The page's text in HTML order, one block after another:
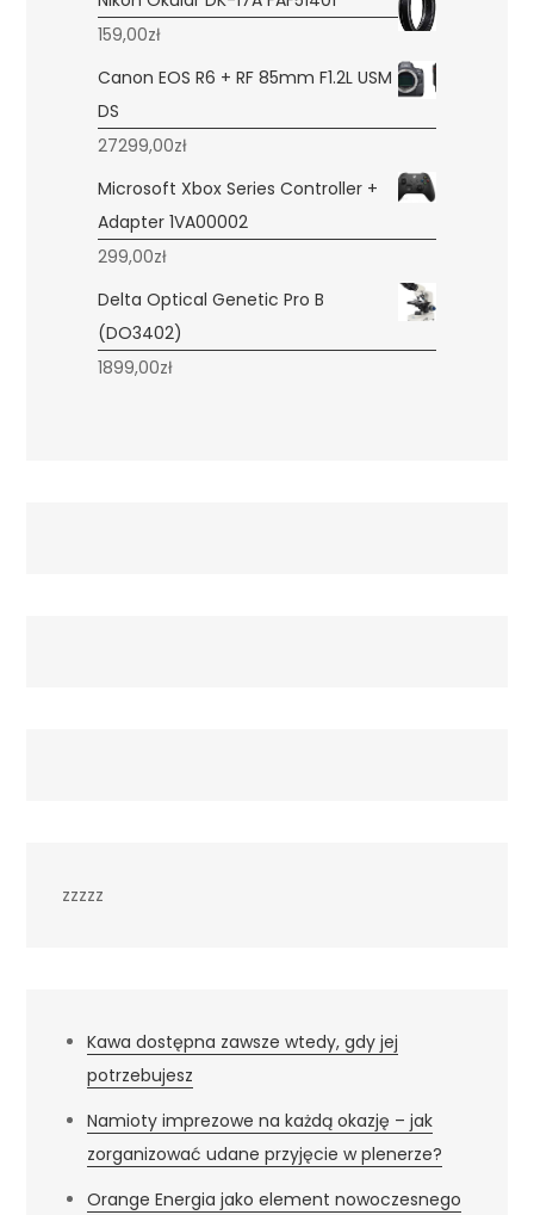
159,00zł
Canon EOS R6 + RF 85mm F1.2L USM
DS
27299,00zł
Microsoft Xbox Series Controller +
Adapter 1VA00002
299,00zł
Delta Optical Genetic Pro B
(DO3402)
1899,00zł
zzzzz
Kawa dostępna zawsze wtedy, gdy jej
potrzebujesz
Namioty imprezowe na każdą okazję – jak
zorganizować udane przyjęcie w plenerze?
Orange Energia jako element nowoczesnego